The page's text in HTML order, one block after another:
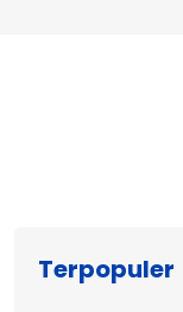
Terpopuler